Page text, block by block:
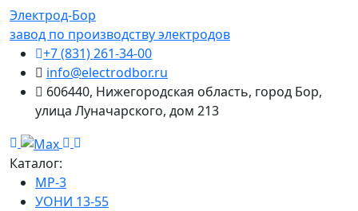
Электрод-Бор
завод по производству электродов
+7 (831) 261-34-00
info@electrodbor.ru
606440, Нижегородская область, город Бор,
улица Луначарского, дом 213
Каталог:
МР-3
УОНИ 13-55